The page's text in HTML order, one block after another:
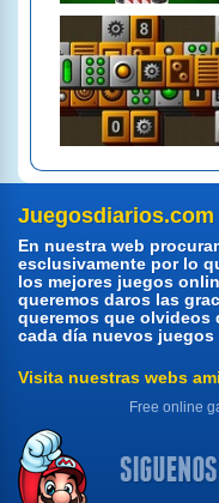
Juegosdiarios.com
En nuestra web
esclusivamente por lo
los mejores juegos
queremos daros las
queremos que olvideos
cada día nuevos
Visita nuestras webs
Free online